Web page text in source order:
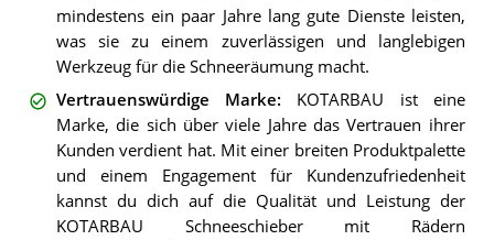
mindestens ein paar Jahre lang gute Dienste leisten,
was sie zu einem zuverlässigen und langlebigen
Werkzeug für die Schneeräumung macht.
Vertrauenswürdige Marke: KOTARBAU ist eine
Marke, die sich über viele Jahre das Vertrauen ihrer
Kunden verdient hat. Mit einer breiten Produktpalette
und einem Engagement für Kundenzufriedenheit
kannst du dich auf die Qualität und Leistung der
KOTARBAU Schneeschieber mit Rädern